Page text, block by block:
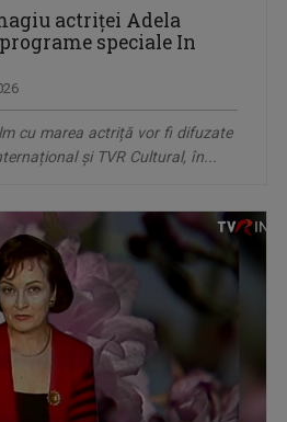
actriței Adela
speciale In
cu marea actriță vor fi difuzate
și TVR Cultural, în...